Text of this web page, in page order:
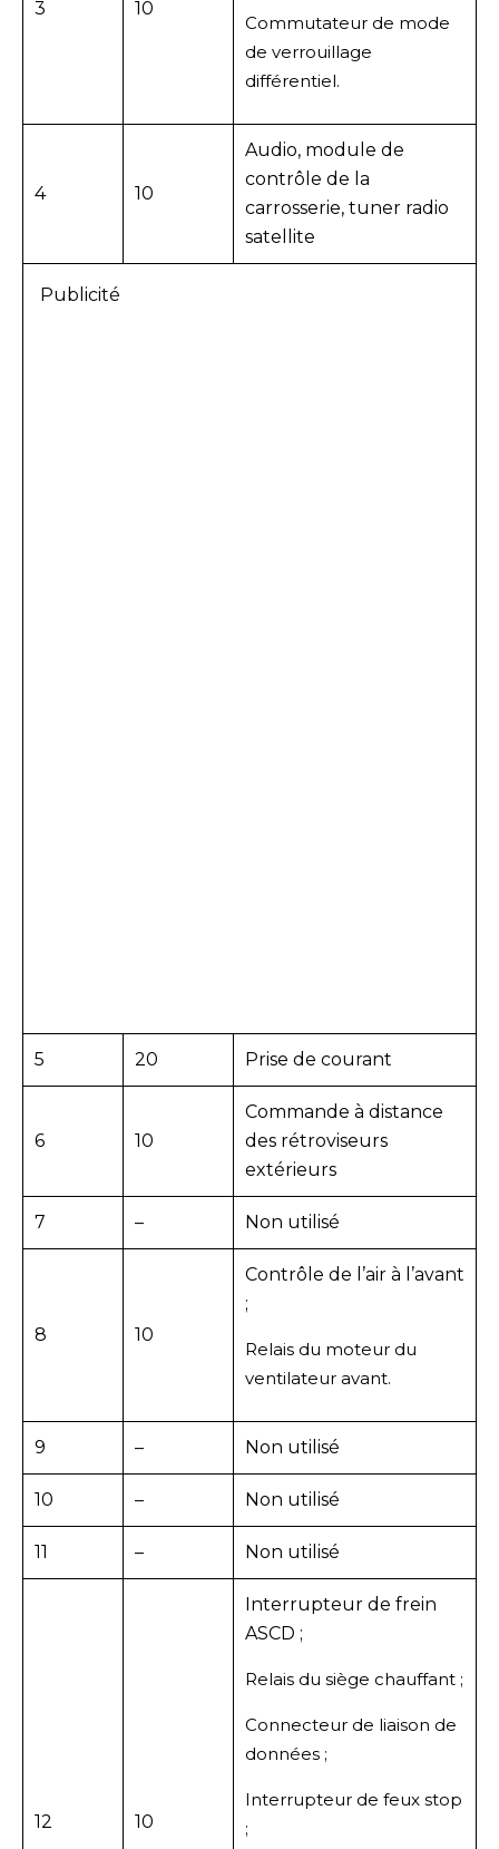
3 10
Commutateur de mode
de verrouillage
différentiel.
4 10
Audio, module de
contrôle de la
carrosserie, tuner radio
satellite
Publicité
5 20 Prise de courant
6 10
Commande à distance
des rétroviseurs
extérieurs
7 – Non utilisé
8 10
Contrôle de l’air à l’avant
;
Relais du moteur du
ventilateur avant.
9 – Non utilisé
10 – Non utilisé
11 – Non utilisé
12 10
Interrupteur de frein
ASCD ;
Relais du siège chauffant ;
Connecteur de liaison de
données ;
Interrupteur de feux stop
;